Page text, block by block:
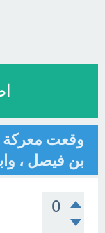
وقعت معركة
بن فيصل ،
0